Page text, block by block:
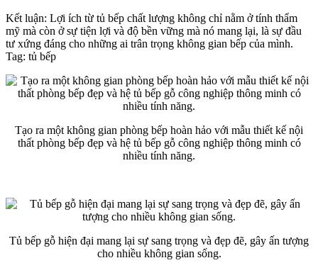
Kết luận: Lợi ích từ tủ bếp chất lượng không chỉ nằm ở tính thẩm
mỹ mà còn ở sự tiện lợi và độ bền vững mà nó mang lại, là sự đầu
tư xứng đáng cho những ai trân trọng không gian bếp của mình.
Tag: tủ bếp
Tạo ra một không gian phòng bếp hoàn hảo với mẫu thiết kế nội
thất phòng bếp đẹp và hệ tủ bếp gỗ công nghiệp thông minh có
nhiều tính năng.
Tủ bếp gỗ hiện đại mang lại sự sang trọng và đẹp đẽ, gây ấn tượng
cho nhiều không gian sống.